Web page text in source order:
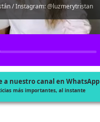
/ Instagram: @luzmerytristan
Escucha el artículo
a nuestro canal en WhatsApp
más importantes, al instante